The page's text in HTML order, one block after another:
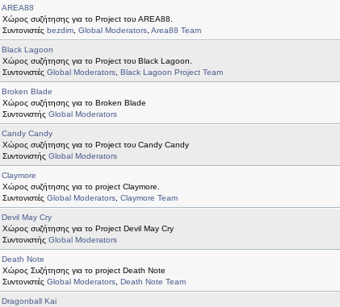
AREA88
Χώρος συζήτησης για το Project του AREA88.
Συντονιστές bezdim, Global Moderators, Area88 Team
Black Lagoon
Χώρος συζήτησης για το Project του Black Lagoon.
Συντονιστές Global Moderators, Black Lagoon Project Team
Broken Blade
Χώρος συζήτησης για το Broken Blade
Συντονιστής Global Moderators
Candy Candy
Χώρος συζήτησης για το Project του Candy Candy
Συντονιστής Global Moderators
Claymore
Χώρος συζήτησης για το project Claymore.
Συντονιστές Global Moderators, Claymore Team
Devil May Cry
Χώρος συζήτησης για το Project Devil May Cry
Συντονιστής Global Moderators
Death Note
Χώρος Συζήτησης για το project Death Note
Συντονιστές Global Moderators, Death Note Team
Dragonball Kai